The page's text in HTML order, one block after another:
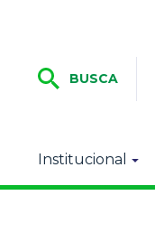
BUSCA
Institucional